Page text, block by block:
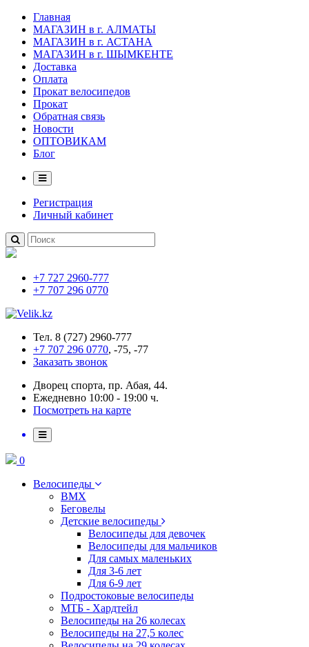
Главная
МАГАЗИН в г. АЛМАТЫ
МАГАЗИН в г. АСТАНА
МАГАЗИН в г. ШЫМКЕНТЕ
Доставка
Оплата
Прокат велосипедов
Прокат
Обратная связь
Новости
ОПТОВИКАМ
Блог
Регистрация
Личный кабинет
+7 727 2960-777
+7 707 296 0770
Тел. 8 (727) 2960-777
+7 707 296 0770, -75, -77
Заказать звонок
Дворец спорта, пр. Абая, 44.
Ежедневно 10:00 - 19:00 ч.
Посмотреть на карте
0
Велосипеды
BMX
Беговелы
Детские велосипеды
Велосипеды для девочек
Велосипеды для мальчиков
Для самых маленьких
Для 3-6 лет
Для 6-9 лет
Подростоковые велосипеды
МТБ - Хардтейл
Велосипеды на 26 колесах
Велосипеды на 27,5 колес